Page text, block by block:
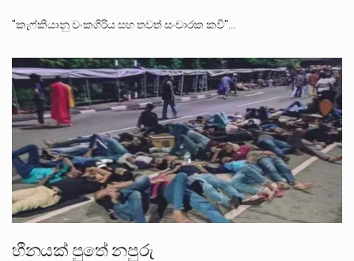
"කැෆ්කියානු වංකගිරිය සහ තවත් සංචාරක කවි"…
හීනයක් පුතේ නපුරු